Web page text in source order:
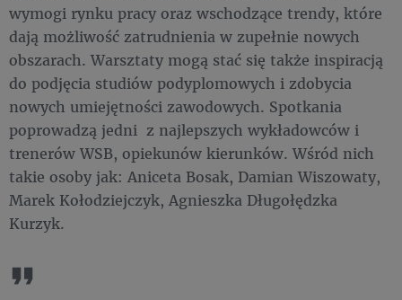
wymogi rynku pracy oraz wschodzące trendy, które
dają możliwość zatrudnienia w zupełnie nowych
obszarach. Warsztaty mogą stać się także inspiracją
do podjęcia studiów podyplomowych i zdobycia
nowych umiejętności zawodowych. Spotkania
poprowadzą jedni z najlepszych wykładowców i
trenerów WSB, opiekunów kierunków. Wśród nich
takie osoby jak: Aniceta Bosak, Damian Wiszowaty,
Marek Kołodziejczyk, Agnieszka Długołędzka
Kurzyk.